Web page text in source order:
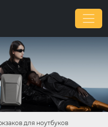
для ноутбуков